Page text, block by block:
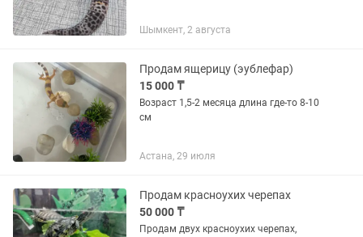
Шымкент, 2 августа
Продам ящерицу (эублефар)
15 000 ₸
Возраст 1,5-2 месяца длина где-то 8-10
см
Астана, 29 июля
Продам красноухих черепах
50 000 ₸
Продам двух красноухих черепах,